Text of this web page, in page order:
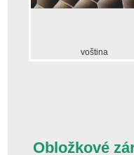
voština
Obložkové